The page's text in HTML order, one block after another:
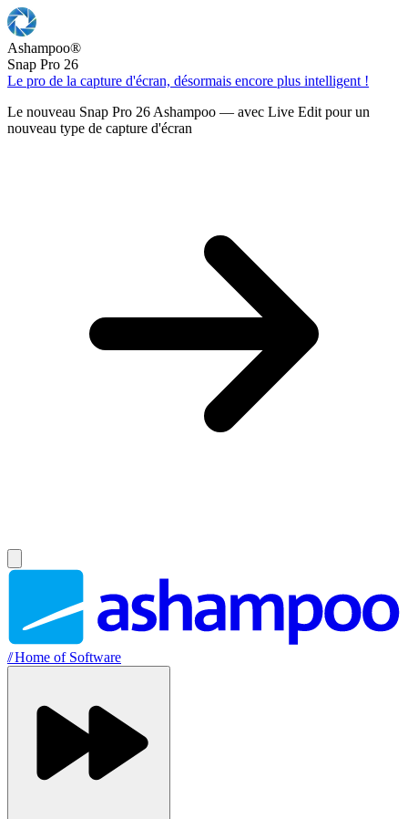
Ashampoo®
Snap Pro 26
Le pro de la capture d'écran, désormais encore plus intelligent !
Le nouveau Snap Pro 26 Ashampoo — avec Live Edit pour un
nouveau type de capture d'écran
//Home of Software